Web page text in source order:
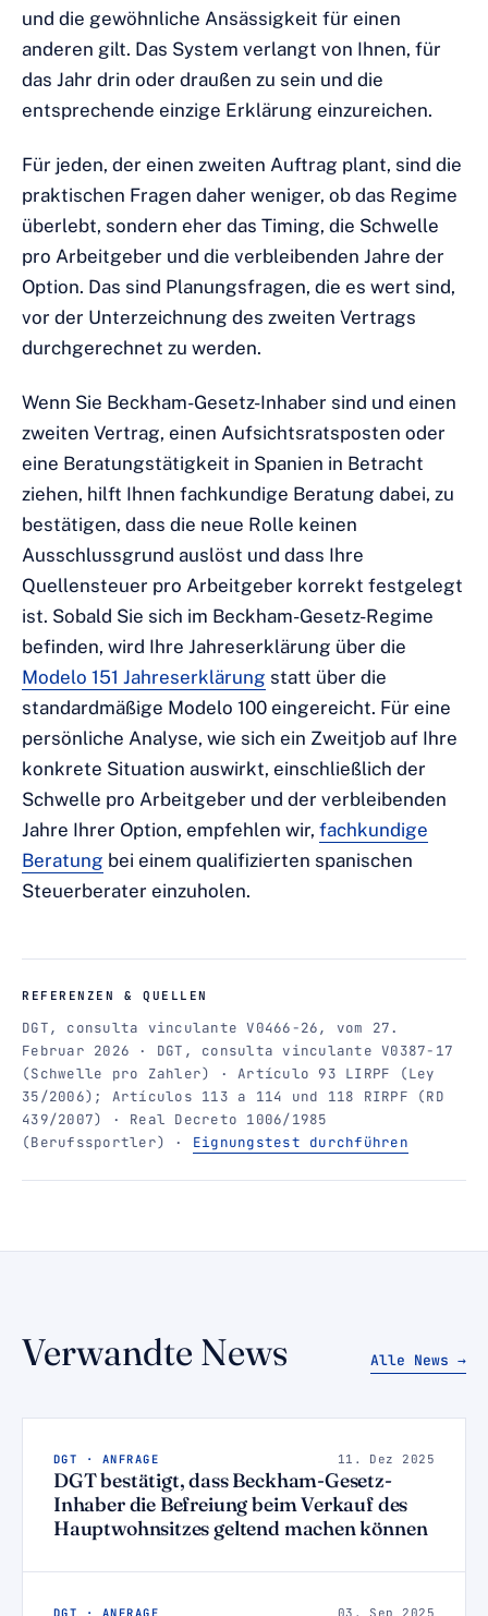
und die gewöhnliche Ansässigkeit für einen
anderen gilt. Das System verlangt von Ihnen, für
das Jahr drin oder draußen zu sein und die
entsprechende einzige Erklärung einzureichen.
Für jeden, der einen zweiten Auftrag plant, sind die
praktischen Fragen daher weniger, ob das Regime
überlebt, sondern eher das Timing, die Schwelle
pro Arbeitgeber und die verbleibenden Jahre der
Option. Das sind Planungsfragen, die es wert sind,
vor der Unterzeichnung des zweiten Vertrags
durchgerechnet zu werden.
Wenn Sie Beckham-Gesetz-Inhaber sind und einen
zweiten Vertrag, einen Aufsichtsratsposten oder
eine Beratungstätigkeit in Spanien in Betracht
ziehen, hilft Ihnen fachkundige Beratung dabei, zu
bestätigen, dass die neue Rolle keinen
Ausschlussgrund auslöst und dass Ihre
Quellensteuer pro Arbeitgeber korrekt festgelegt
ist. Sobald Sie sich im Beckham-Gesetz-Regime
befinden, wird Ihre Jahreserklärung über die
Modelo 151 Jahreserklärung statt über die
standardmäßige Modelo 100 eingereicht. Für eine
persönliche Analyse, wie sich ein Zweitjob auf Ihre
konkrete Situation auswirkt, einschließlich der
Schwelle pro Arbeitgeber und der verbleibenden
Jahre Ihrer Option, empfehlen wir, fachkundige
Beratung bei einem qualifizierten spanischen
Steuerberater einzuholen.
REFERENZEN & QUELLEN
DGT, consulta vinculante V0466-26, vom 27.
Februar 2026 · DGT, consulta vinculante V0387-17
(Schwelle pro Zahler) · Artículo 93 LIRPF (Ley
35/2006); Artículos 113 a 114 und 118 RIRPF (RD
439/2007) · Real Decreto 1006/1985
(Berufssportler) · Eignungstest durchführen
Verwandte News Alle News →
DGT · ANFRAGE 11. Dez 2025
DGT bestätigt, dass Beckham-Gesetz-
Inhaber die Befreiung beim Verkauf des
Hauptwohnsitzes geltend machen können
DGT · ANFRAGE 03. Sep 2025